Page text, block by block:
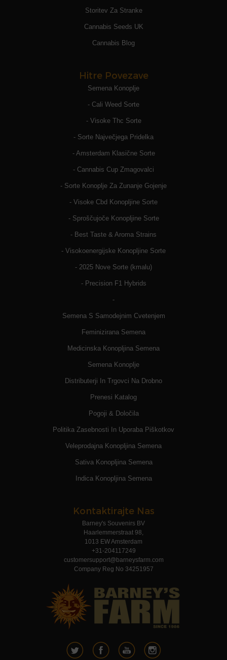
Storitev Za Stranke
Cannabis Seeds UK
Cannabis Blog
Hitre Povezave
Semena Konoplje
- Cali Weed Sorte
- Visoke Thc Sorte
- Sorte Največjega Pridelka
- Amsterdam Klasične Sorte
- Cannabis Cup Zmagovalci
- Sorte Konoplje Za Zunanje Gojenje
- Visoke Cbd Konopljine Sorte
- Sproščujoče Konopljine Sorte
- Best Taste & Aroma Strains
- Visokoenergijske Konopljine Sorte
- 2025 Nove Sorte (kmalu)
- Precision F1 Hybrids
-
Semena S Samodejnim Cvetenjem
Feminizirana Semena
Medicinska Konopljina Semena
Semena Konoplje
Distributerji In Trgovci Na Drobno
Prenesi Katalog
Pogoji & Določila
Politika Zasebnosti In Uporaba Piškotkov
Veleprodajna Konopljina Semena
Sativa Konopljina Semena
Indica Konopljina Semena
Kontaktirajte Nas
Barney's Souvenirs BV
Haarlemmerstraat 98,
1013 EW Amsterdam
+31-204117249
customersupport@barneysfarm.com
Company Reg No 34251957